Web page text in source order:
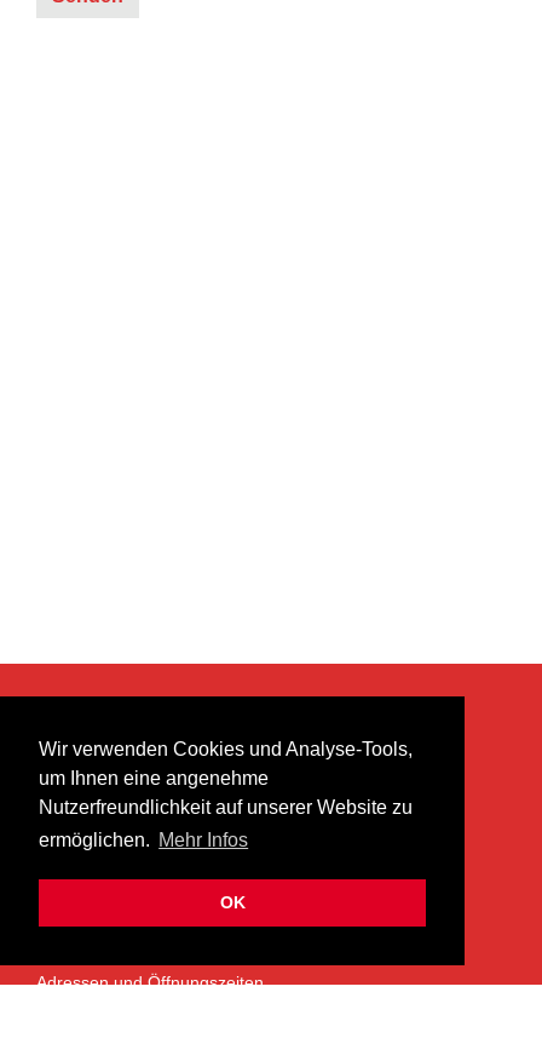
Wir verwenden Cookies und Analyse-Tools,
um Ihnen eine angenehme
Nutzerfreundlichkeit auf unserer Website zu
ermöglichen. Mehr Infos
OK
heer musik ag
Lättenstrasse 35
8952 Schlieren
info@heermusic.com
ÜBER UNS
Adressen und Öffnungszeiten